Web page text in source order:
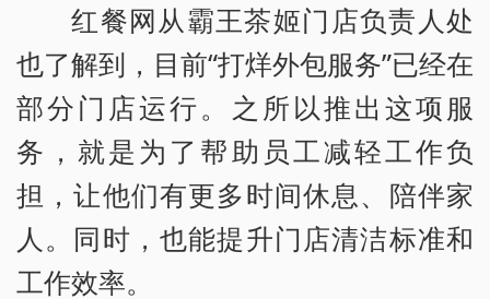
红餐网从霸王茶姬门店负责人处
也了解到，目前“打烊外包服务”已经在
部分门店运行。之所以推出这项服
务，就是为了帮助员工减轻工作负
担，让他们有更多时间休息、陪伴家
人。同时，也能提升门店清洁标准和
工作效率。